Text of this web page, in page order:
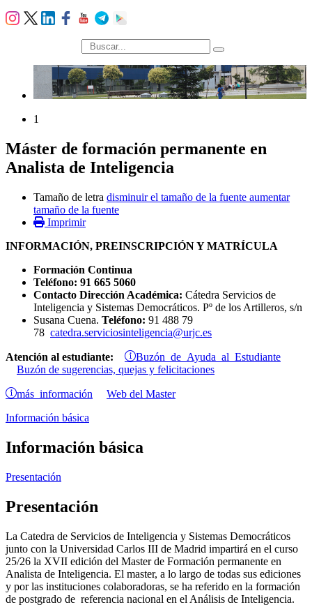
búsqueda
1
Máster de formación permanente en
Analista de Inteligencia
Tamaño de letra disminuir el tamaño de la fuente aumentar
tamaño de la fuente
Imprimir
INFORMACIÓN, PREINSCRIPCIÓN Y MATRÍCULA
Formación Continua
Teléfono: 91 665 5060
Contacto Dirección Académica: Cátedra Servicios de
Inteligencia y Sistemas Democráticos. Pº de los Artilleros, s/n
Susana Cuena. Teléfono: 91 488 79
78 catedra.serviciosinteligencia@urjc.es
Atención al estudiante: Buzón de Ayuda al Estudiante
Buzón de sugerencias, quejas y felicitaciones
más información
Web del Master
Información básica
Información básica
Presentación
Presentación
La Catedra de Servicios de Inteligencia y Sistemas Democráticos
junto con la Universidad Carlos III de Madrid impartirá en el curso
25/26 la XVII edición del Master de Formación permanente en
Analista de Inteligencia. El master, a lo largo de todas sus ediciones
y por las instituciones colaboradoras, se ha referido en la formación
de postgrado de referencia nacional en el Análisis de Inteligencia.